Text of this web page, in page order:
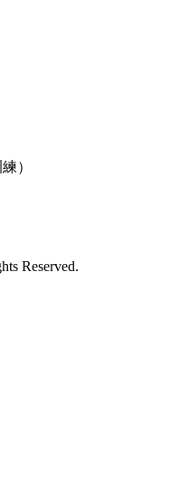
）
Reserved.